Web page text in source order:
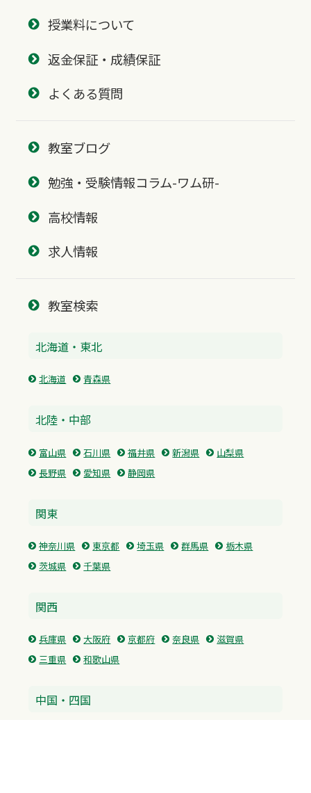
授業料について
返金保証・成績保証
よくある質問
教室ブログ
勉強・受験情報コラム-ワム研-
高校情報
求人情報
教室検索
北海道・東北
北海道 青森県
北陸・中部
富山県 石川県 福井県 新潟県
山梨県
長野県
愛知県 静岡県
関東
神奈川県 東京都 埼玉県 群馬県
栃木県
茨城県
千葉県
関西
兵庫県 大阪府 京都府 奈良県
滋賀県
三重県
和歌山県
中国・四国